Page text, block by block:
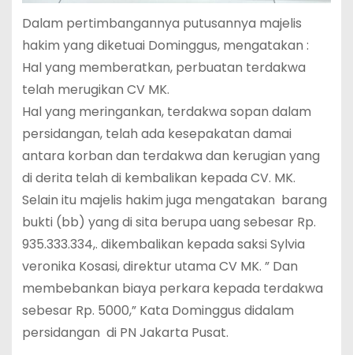
Dalam pertimbangannya putusannya majelis
hakim yang diketuai Dominggus, mengatakan :
Hal yang memberatkan, perbuatan terdakwa
telah merugikan CV MK.
Hal yang meringankan, terdakwa sopan dalam
persidangan, telah ada kesepakatan damai
antara korban dan terdakwa dan kerugian yang
di derita telah di kembalikan kepada CV. MK.
Selain itu majelis hakim juga mengatakan barang
bukti (bb) yang di sita berupa uang sebesar Rp.
935.333.334,. dikembalikan kepada saksi Sylvia
veronika Kosasi, direktur utama CV MK. ” Dan
membebankan biaya perkara kepada terdakwa
sebesar Rp. 5000,” Kata Dominggus didalam
persidangan di PN Jakarta Pusat.